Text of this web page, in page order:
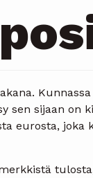
sen sijaan on
eurosta,